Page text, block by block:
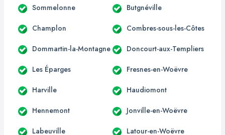
Sommelonne Butgnéville
Champlon Combres-sous-les-Côtes
Dommartin-la-Montagne Doncourt-aux-Templiers
Les Éparges Fresnes-en-Woëvre
Harville Haudiomont
Hennemont Jonville-en-Woëvre
Labeuville Latour-en-Woëvre